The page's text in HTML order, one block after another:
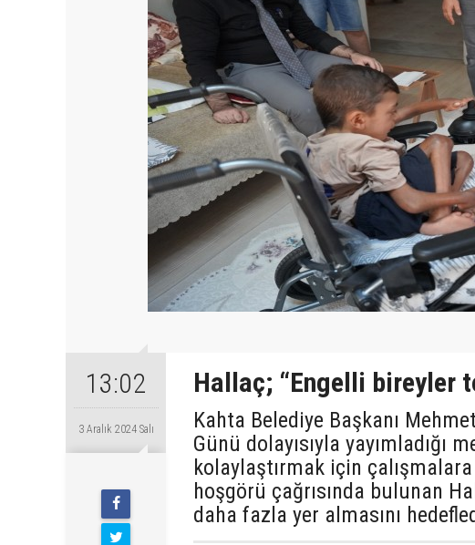
13:02
3 Aralık 2024 Salı
Hallaç; “Engelli bireyler
Kahta Belediye Başkanı
Günü dolayısıyla yayımladığı
kolaylaştırmak için
hoşgörü çağrısında bulunan
daha fazla yer almasını